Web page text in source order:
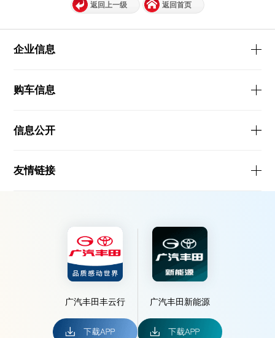
返回上一级 返回首页
企业信息
购车信息
信息公开
友情链接
广汽丰田丰云行 广汽丰田新能源